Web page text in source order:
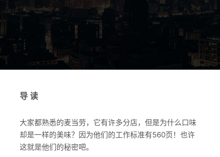
导 读
大家都熟悉的麦当劳，它有许多分店，但是为什么口味
却是一样的美味？因为他们的工作标准有560页！也许
这就是他们的秘密吧。